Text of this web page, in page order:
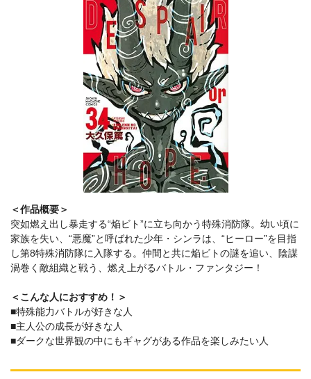
＜作品概要＞
突如燃え出し暴走する“焔ビト”に立ち向かう特殊消防隊。幼い頃に
家族を失い、“悪魔”と呼ばれた少年・シンラは、“ヒーロー”を目指
し第8特殊消防隊に入隊する。仲間と共に焔ビトの謎を追い、陰謀
渦巻く敵組織と戦う、燃え上がるバトル・ファンタジー！
＜こんな人におすすめ！＞
■特殊能力バトルが好きな人
■主人公の成長が好きな人
■ダークな世界観の中にもギャグがある作品を楽しみたい人